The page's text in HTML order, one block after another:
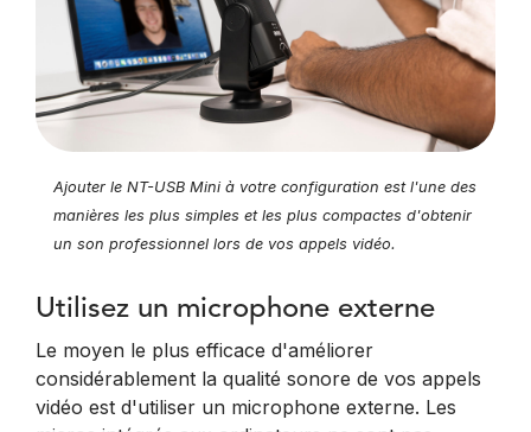
Ajouter le NT-USB Mini à votre configuration est l'une des
manières les plus simples et les plus compactes d'obtenir
un son professionnel lors de vos appels vidéo.
Utilisez un microphone externe
Le moyen le plus efficace d'améliorer
considérablement la qualité sonore de vos appels
vidéo est d'utiliser un microphone externe. Les